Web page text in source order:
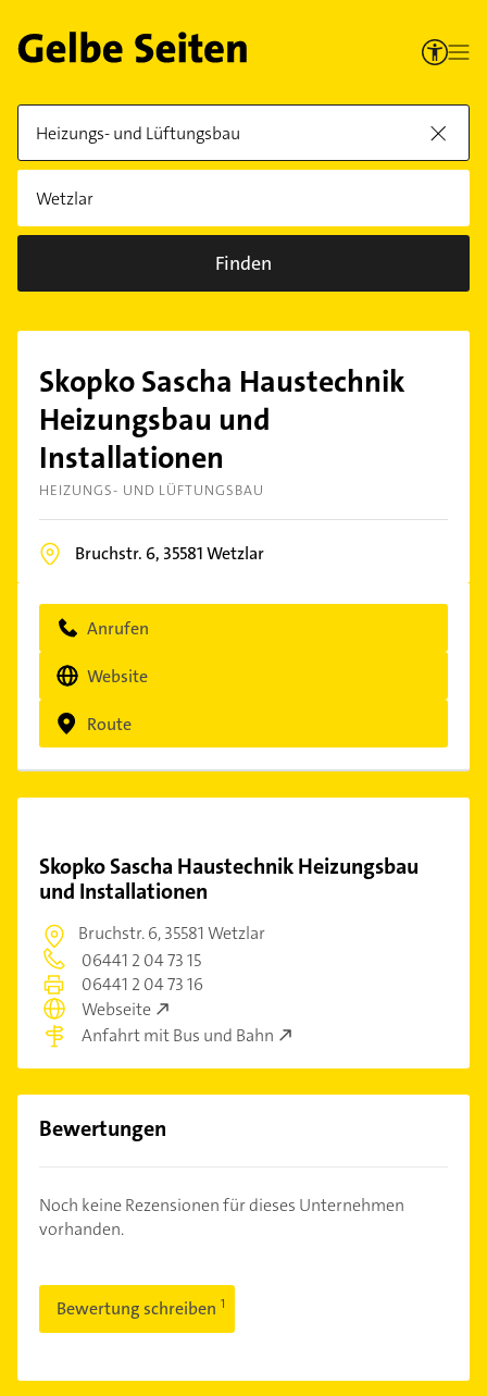
Finden
Skopko Sascha Haustechnik
Heizungsbau und
Installationen
HEIZUNGS- UND LÜFTUNGSBAU
Bruchstr. 6, 35581Wetzlar
Anrufen
Website
Route
Skopko Sascha Haustechnik Heizungsbau
und Installationen
Bruchstr. 6,35581 Wetzlar
06441 2 04 73 15
06441 2 04 73 16
Webseite
Anfahrt mit Bus und Bahn
Bewertungen
Noch keine Rezensionen für dieses Unternehmen
vorhanden.
Bewertung schreiben